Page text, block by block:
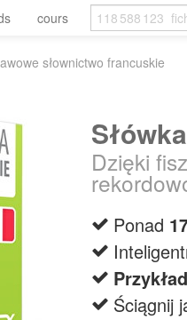
cours
słownictwo francuskie
Dzięki
Ponad
Ściągnij